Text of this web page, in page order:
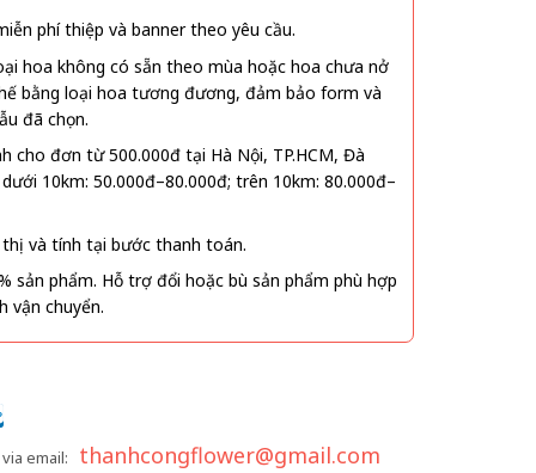
phí thiệp và banner theo yêu cầu.
hoa không có sẵn theo mùa hoặc hoa chưa nở
bằng loại hoa tương đương, đảm bảo form và
đã chọn.
cho đơn từ 500.000đ tại Hà Nội, TP.HCM, Đà
10km: 50.000đ–80.000đ; trên 10km: 80.000đ–
và tính tại bước thanh toán.
sản phẩm. Hỗ trợ đổi hoặc bù sản phẩm phù hợp
vận chuyển.
email: thanhcongflower@gmail.com